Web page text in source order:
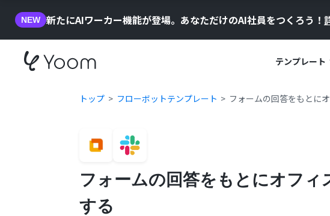
NEW 新たにAIワーカー機能が登場。あなただけのAI社員をつくろう！
テンプレート
トップ フローボットテンプレート フォームの回答をもとに
フォームの回答をもとにオフ
する